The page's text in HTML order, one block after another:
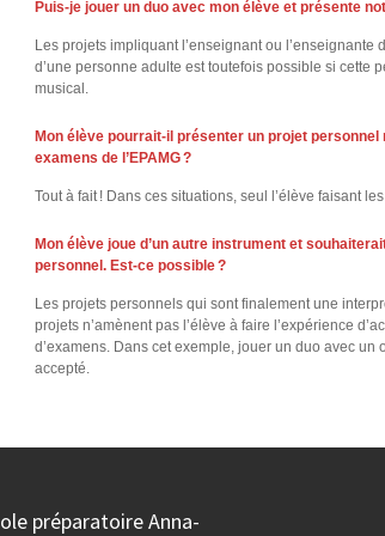
Puis-je jouer un duo avec mon élève et présente
Les projets impliquant l’enseignant ou
d’une personne adulte est toutefois possible si cette
musical.
Mon élève pourrait-il présenter un projet
examens de l’EPAMG ?
Tout à fait ! Dans ces situations, seul l’élève faisant
Mon élève joue d’un autre instrument et
personnel. Est-ce possible ?
Les projets personnels qui sont finalement une
projets n’amènent pas l’élève à faire l’expérience
d’examens. Dans cet exemple, jouer un duo avec
accepté.
préparatoire Anna-